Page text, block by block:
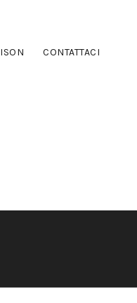
CONTATTACI